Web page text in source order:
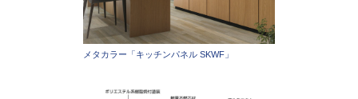
メタカラー「キッチンパネル SKWF」